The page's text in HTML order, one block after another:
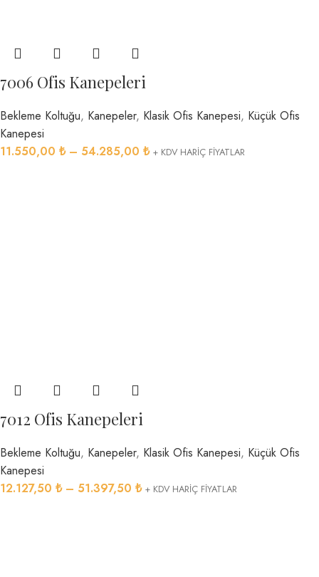
7006 Ofis Kanepeleri
Bekleme Koltuğu, Kanepeler, Klasik Ofis Kanepesi, Küçük Ofis
Kanepesi
11.550,00 ₺ – 54.285,00 ₺ + KDV HARİÇ FİYATLAR
7012 Ofis Kanepeleri
Bekleme Koltuğu, Kanepeler, Klasik Ofis Kanepesi, Küçük Ofis
Kanepesi
12.127,50 ₺ – 51.397,50 ₺ + KDV HARİÇ FİYATLAR